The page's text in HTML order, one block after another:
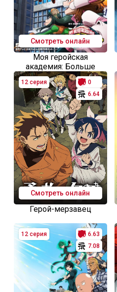
Смотреть онлайн
Моя геройская
академия: Больше
12 серия
0
6.64
Смотреть онлайн
Герой-мерзавец
12 серия
6.63
7.08